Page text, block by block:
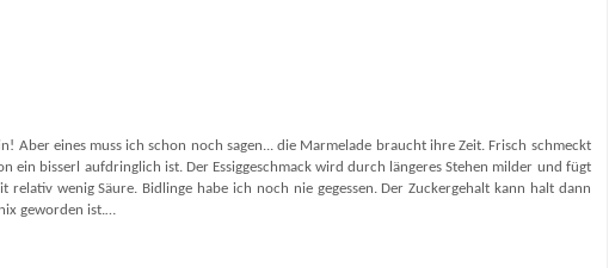
Aber eines muss ich schon noch sagen... die Marmelade braucht ihre Zeit. Frisch schmeckt
ein bisserl aufdringlich ist. Der Essiggeschmack wird durch längeres Stehen milder und fügt
wenig Säure. Bidlinge habe ich noch nie gegessen. Der Zuckergehalt kann halt dann
geworden ist.…